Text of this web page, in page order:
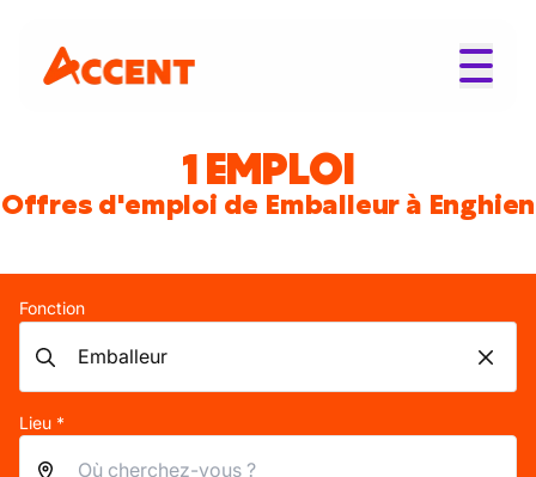
1 EMPLOI
Offres d'emploi de Emballeur à Enghien
Fonction
Lieu *